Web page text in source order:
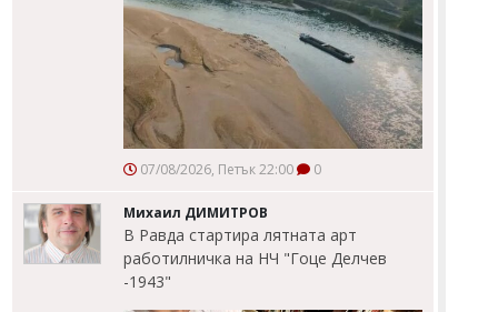
07/08/2026, Петък 22:00 0
Михаил ДИМИТРОВ
В Равда стартира лятната арт
работилничка на НЧ "Гоце Делчев
-1943"